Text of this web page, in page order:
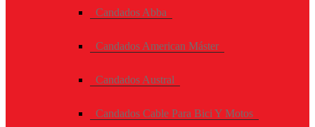
Candados Abba
Candados American Máster
Candados Austral
Candados Cable Para Bici Y Motos